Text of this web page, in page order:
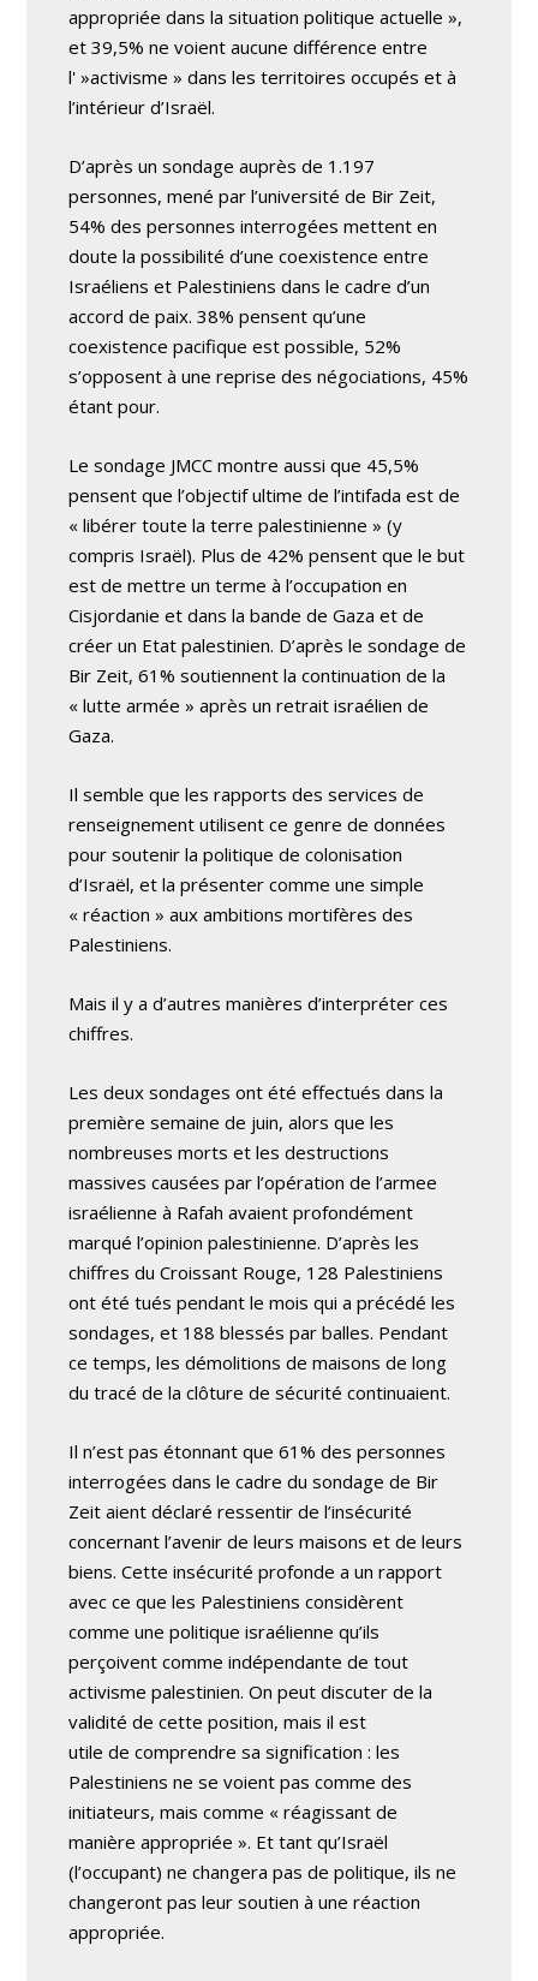
appropriée dans la situation politique actuelle »,
et 39,5% ne voient aucune différence entre
l' »activisme » dans les territoires occupés et à
l’intérieur d’Israël.
D’après un sondage auprès de 1.197
personnes, mené par l’université de Bir Zeit,
54% des personnes interrogées mettent en
doute la possibilité d’une coexistence entre
Israéliens et Palestiniens dans le cadre d’un
accord de paix. 38% pensent qu’une
coexistence pacifique est possible, 52%
s’opposent à une reprise des négociations, 45%
étant pour.
Le sondage JMCC montre aussi que 45,5%
pensent que l’objectif ultime de l’intifada est de
« libérer toute la terre palestinienne » (y
compris Israël). Plus de 42% pensent que le but
est de mettre un terme à l’occupation en
Cisjordanie et dans la bande de Gaza et de
créer un Etat palestinien. D’après le sondage de
Bir Zeit, 61% soutiennent la continuation de la
« lutte armée » après un retrait israélien de
Gaza.
Il semble que les rapports des services de
renseignement utilisent ce genre de données
pour soutenir la politique de colonisation
d’Israël, et la présenter comme une simple
« réaction » aux ambitions mortifères des
Palestiniens.
Mais il y a d’autres manières d’interpréter ces
chiffres.
Les deux sondages ont été effectués dans la
première semaine de juin, alors que les
nombreuses morts et les destructions
massives causées par l’opération de l’armee
israélienne à Rafah avaient profondément
marqué l’opinion palestinienne. D’après les
chiffres du Croissant Rouge, 128 Palestiniens
ont été tués pendant le mois qui a précédé les
sondages, et 188 blessés par balles. Pendant
ce temps, les démolitions de maisons de long
du tracé de la clôture de sécurité continuaient.
Il n’est pas étonnant que 61% des personnes
interrogées dans le cadre du sondage de Bir
Zeit aient déclaré ressentir de l’insécurité
concernant l’avenir de leurs maisons et de leurs
biens. Cette insécurité profonde a un rapport
avec ce que les Palestiniens considèrent
comme une politique israélienne qu’ils
perçoivent comme indépendante de tout
activisme palestinien. On peut discuter de la
validité de cette position, mais il est
utile de comprendre sa signification : les
Palestiniens ne se voient pas comme des
initiateurs, mais comme « réagissant de
manière appropriée ». Et tant qu’Israël
(l’occupant) ne changera pas de politique, ils ne
changeront pas leur soutien à une réaction
appropriée.